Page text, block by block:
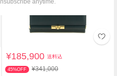
¥185,900送料込
45%OFF ¥341,000